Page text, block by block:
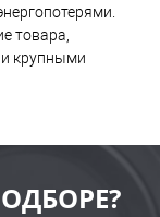
товара,
и крупными